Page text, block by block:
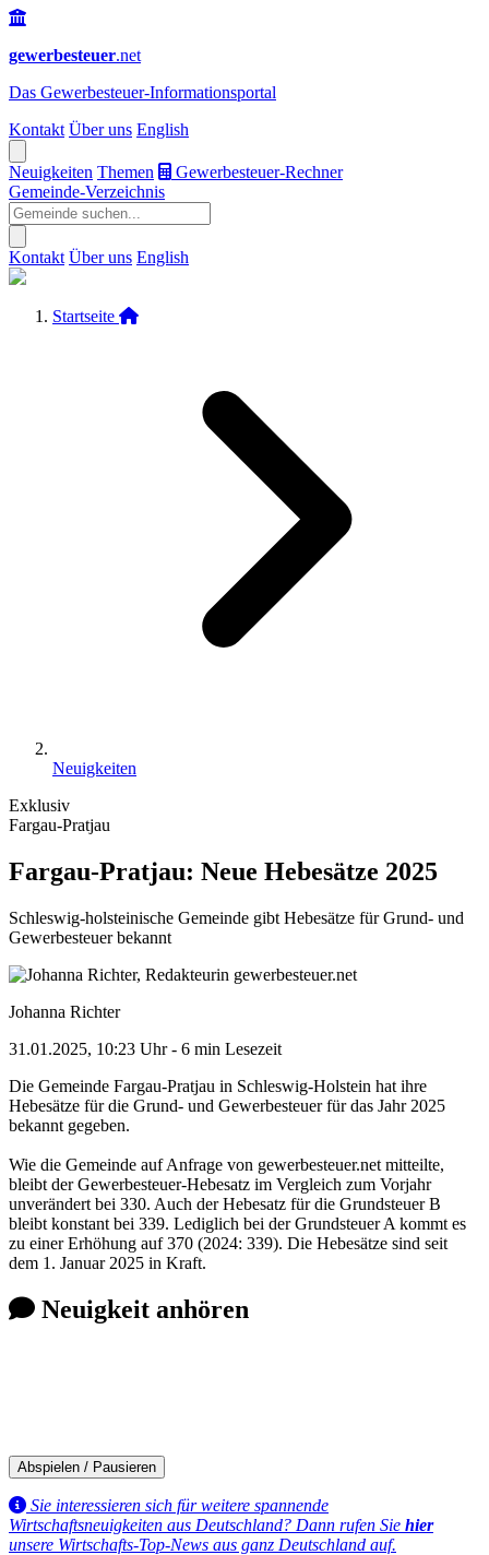
gewerbesteuer.net
Das Gewerbesteuer-Informationsportal
Kontakt Über uns English
Neuigkeiten Themen
Gewerbesteuer-Rechner
Gemeinde-Verzeichnis
Kontakt Über uns English
Startseite
Neuigkeiten
Exklusiv
Fargau-Pratjau
Fargau-Pratjau: Neue Hebesätze 2025
Schleswig-holsteinische Gemeinde gibt Hebesätze für Grund- und
Gewerbesteuer bekannt
Johanna Richter
31.01.2025, 10:23 Uhr- 6 min Lesezeit
Die Gemeinde Fargau-Pratjau in Schleswig-Holstein hat ihre
Hebesätze für die Grund- und Gewerbesteuer für das Jahr 2025
bekannt gegeben.
Wie die Gemeinde auf Anfrage von gewerbesteuer.net mitteilte,
bleibt der Gewerbesteuer-Hebesatz im Vergleich zum Vorjahr
unverändert bei 330. Auch der Hebesatz für die Grundsteuer B
bleibt konstant bei 339. Lediglich bei der Grundsteuer A kommt es
zu einer Erhöhung auf 370 (2024: 339). Die Hebesätze sind seit
dem 1. Januar 2025 in Kraft.
Neuigkeit anhören
Abspielen / Pausieren
Sie interessieren sich für weitere spannende
Wirtschaftsneuigkeiten aus Deutschland? Dann rufen Sie hier
unsere Wirtschafts-Top-News aus ganz Deutschland auf.